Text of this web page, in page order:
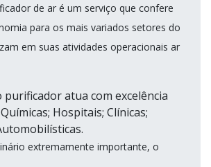
de ar é um serviço que confere
para os mais variados setores do
em suas atividades operacionais ar
purificador atua com excelência
Hospitais; Clínicas;
extremamente importante, o